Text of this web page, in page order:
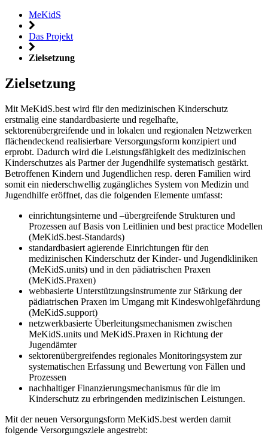
MeKidS
Das Projekt
Zielsetzung
Zielsetzung
Mit MeKidS.best wird für den medizinischen Kinderschutz
erstmalig eine standardbasierte und regelhafte,
sektorenübergreifende und in lokalen und regionalen Netzwerken
flächendeckend realisierbare Versorgungsform konzipiert und
erprobt. Dadurch wird die Leistungsfähigkeit des medizinischen
Kinderschutzes als Partner der Jugendhilfe systematisch gestärkt.
Betroffenen Kindern und Jugendlichen resp. deren Familien wird
somit ein niederschwellig zugängliches System von Medizin und
Jugendhilfe eröffnet, das die folgenden Elemente umfasst:
einrichtungsinterne und –übergreifende Strukturen und
Prozessen auf Basis von Leitlinien und best practice Modellen
(MeKidS.best-Standards)
standardbasiert agierende Einrichtungen für den
medizinischen Kinderschutz der Kinder- und Jugendkliniken
(MeKidS.units) und in den pädiatrischen Praxen
(MeKidS.Praxen)
webbasierte Unterstützungsinstrumente zur Stärkung der
pädiatrischen Praxen im Umgang mit Kindeswohlgefährdung
(MeKidS.support)
netzwerkbasierte Überleitungsmechanismen zwischen
MeKidS.units und MeKidS.Praxen in Richtung der
Jugendämter
sektorenübergreifendes regionales Monitoringsystem zur
systematischen Erfassung und Bewertung von Fällen und
Prozessen
nachhaltiger Finanzierungsmechanismus für die im
Kinderschutz zu erbringenden medizinischen Leistungen.
Mit der neuen Versorgungsform MeKidS.best werden damit
folgende Versorgungsziele angestrebt: